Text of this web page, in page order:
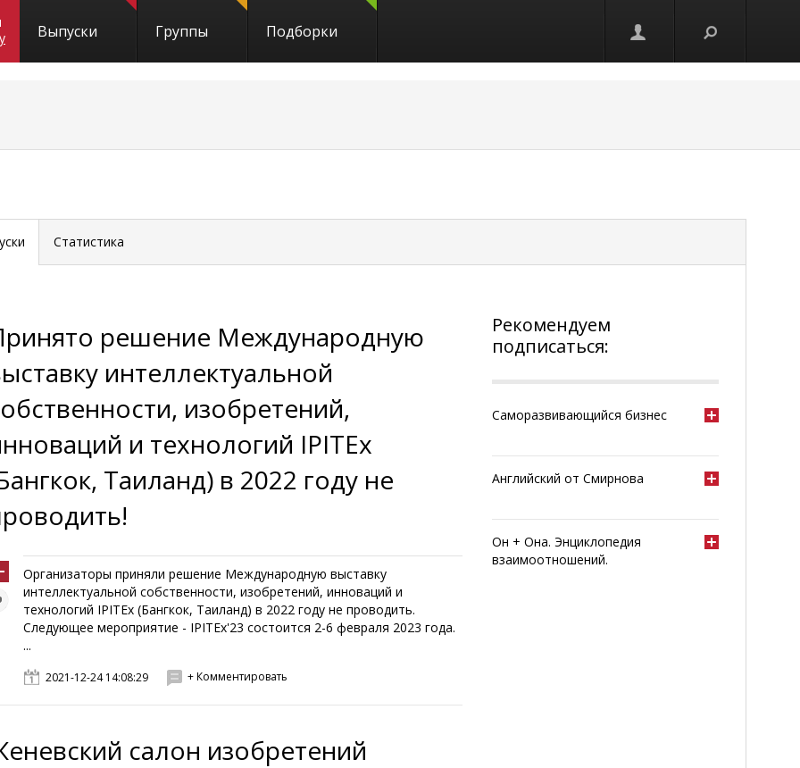
Выпуски Группы Подборки
Статистика
решение Международную
интеллектуальной
изобретений,
и технологий IPITEx
Таиланд) в 2022 году не
Организаторы приняли решение Международную выставку
интеллектуальной собственности, изобретений, инноваций и
технологий IPITEx (Бангкок, Таиланд) в 2022 году не проводить.
Следующее мероприятие - IPITEx'23 состоится 2-6 февраля 2023 года.
...
2021-12-24 14:08:29 + Комментировать
салон изобретений
Рекомендуем
подписаться:
Саморазвивающийся бизнес
Английский от Смирнова
Он + Она. Энциклопедия
взаимоотношений.